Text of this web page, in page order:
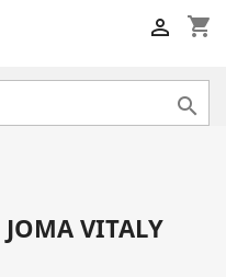
shopping_cart


VITALY